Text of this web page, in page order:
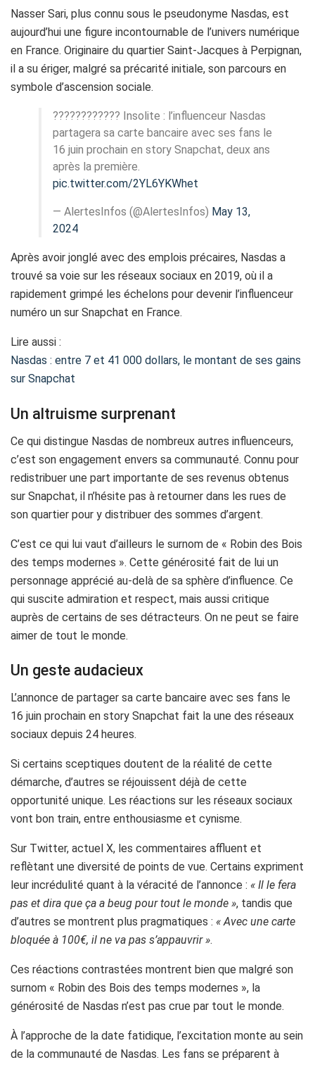
Nasser Sari, plus connu sous le pseudonyme Nasdas, est
aujourd’hui une figure incontournable de l’univers numérique
en France. Originaire du quartier Saint-Jacques à Perpignan,
il a su ériger, malgré sa précarité initiale, son parcours en
symbole d’ascension sociale.
???????????? Insolite : l’influenceur Nasdas
partagera sa carte bancaire avec ses fans le
16 juin prochain en story Snapchat, deux ans
après la première.
pic.twitter.com/2YL6YKWhet
— AlertesInfos (@AlertesInfos) May 13,
2024
Après avoir jonglé avec des emplois précaires, Nasdas a
trouvé sa voie sur les réseaux sociaux en 2019, où il a
rapidement grimpé les échelons pour devenir l’influenceur
numéro un sur Snapchat en France.
Lire aussi :
Nasdas : entre 7 et 41 000 dollars, le montant de ses gains
sur Snapchat
Un altruisme surprenant
Ce qui distingue Nasdas de nombreux autres influenceurs,
c’est son engagement envers sa communauté. Connu pour
redistribuer une part importante de ses revenus obtenus
sur Snapchat, il n’hésite pas à retourner dans les rues de
son quartier pour y distribuer des sommes d’argent.
C’est ce qui lui vaut d’ailleurs le surnom de « Robin des Bois
des temps modernes ». Cette générosité fait de lui un
personnage apprécié au-delà de sa sphère d’influence. Ce
qui suscite admiration et respect, mais aussi critique
auprès de certains de ses détracteurs. On ne peut se faire
aimer de tout le monde.
Un geste audacieux
L’annonce de partager sa carte bancaire avec ses fans le
16 juin prochain en story Snapchat fait la une des réseaux
sociaux depuis 24 heures.
Si certains sceptiques doutent de la réalité de cette
démarche, d’autres se réjouissent déjà de cette
opportunité unique. Les réactions sur les réseaux sociaux
vont bon train, entre enthousiasme et cynisme.
Sur Twitter, actuel X, les commentaires affluent et
reflètant une diversité de points de vue. Certains expriment
leur incrédulité quant à la véracité de l’annonce : « Il le fera
pas et dira que ça a beug pour tout le monde », tandis que
d’autres se montrent plus pragmatiques : « Avec une carte
bloquée à 100€, il ne va pas s’appauvrir ».
Ces réactions contrastées montrent bien que malgré son
surnom « Robin des Bois des temps modernes », la
générosité de Nasdas n’est pas crue par tout le monde.
À l’approche de la date fatidique, l’excitation monte au sein
de la communauté de Nasdas. Les fans se préparent à